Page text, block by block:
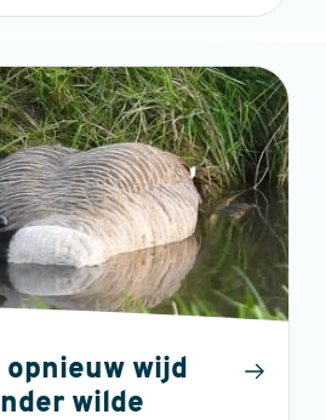
opnieuw wijd
wilde